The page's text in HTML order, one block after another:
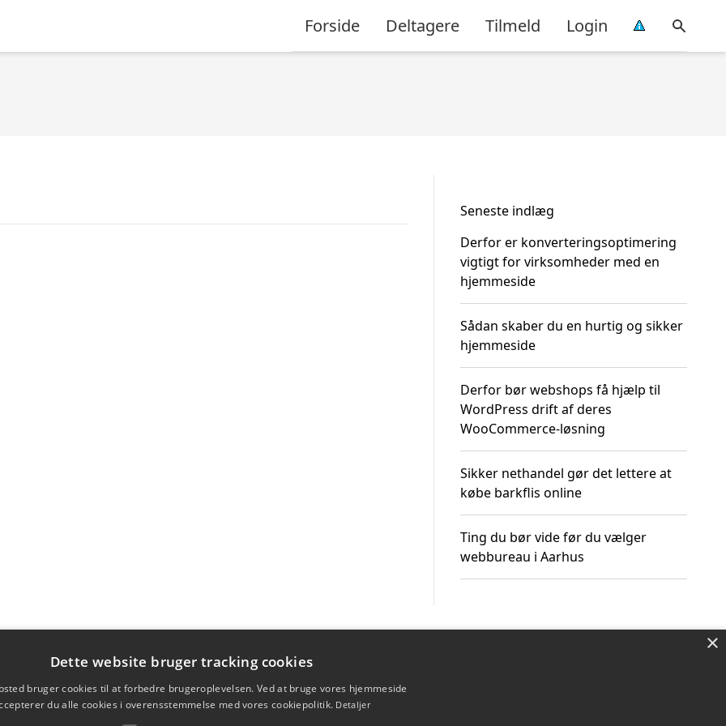
Forside Deltagere Tilmeld Login
Seneste indlæg
Derfor er konverteringsoptimering
vigtigt for virksomheder med en
hjemmeside
Sådan skaber du en hurtig og sikker
hjemmeside
Derfor bør webshops få hjælp til
WordPress drift af deres
WooCommerce-løsning
Sikker nethandel gør det lettere at
købe barkflis online
Ting du bør vide før du vælger
webbureau i Aarhus
×
Dette website bruger tracking cookies
bruger cookies til at forbedre brugeroplevelsen. Ved at bruge vores hjemmeside
du alle cookies i overensstemmelse med vores cookiepolitik. Detaljer